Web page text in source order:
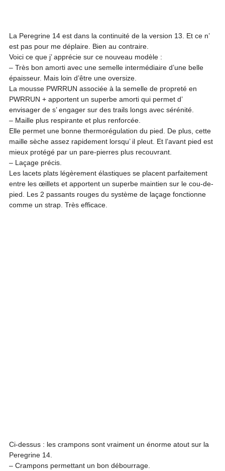
La Peregrine 14 est dans la continuité de la version 13. Et ce n’
est pas pour me déplaire. Bien au contraire.
Voici ce que j’ apprécie sur ce nouveau modèle :
– Très bon amorti avec une semelle intermédiaire d’une belle
épaisseur. Mais loin d’être une oversize.
La mousse PWRRUN associée à la semelle de propreté en
PWRRUN + apportent un superbe amorti qui permet d’
envisager de s’ engager sur des trails longs avec sérénité.
– Maille plus respirante et plus renforcée.
Elle permet une bonne thermorégulation du pied. De plus, cette
maille sèche assez rapidement lorsqu’ il pleut. Et l’avant pied est
mieux protégé par un pare-pierres plus recouvrant.
– Laçage précis.
Les lacets plats légèrement élastiques se placent parfaitement
entre les œillets et apportent un superbe maintien sur le cou-de-
pied. Les 2 passants rouges du système de laçage fonctionne
comme un strap. Très efficace.
Ci-dessus : les crampons sont vraiment un énorme atout sur la
Peregrine 14.
– Crampons permettant un bon débourrage.